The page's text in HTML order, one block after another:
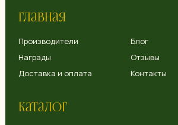
Главная
Производители
Награды
Отзывы
Блог
Доставка и оплата
Каталог
Контакты